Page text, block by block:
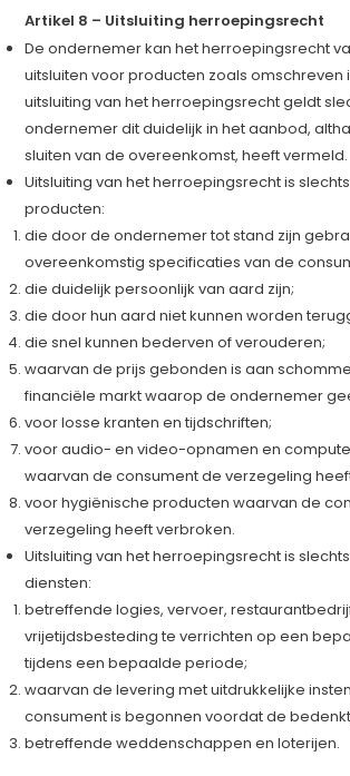
Artikel 8 – Uitsluiting herroepingsrecht
De ondernemer kan het herroepingsrecht
uitsluiten voor producten zoals omschreven
uitsluiting van het herroepingsrecht geldt
ondernemer dit duidelijk in het aanbod,
sluiten van de overeenkomst, heeft vermeld.
Uitsluiting van het herroepingsrecht is
producten:
die door de ondernemer tot stand zijn
overeenkomstig specificaties van de
die duidelijk persoonlijk van aard zijn;
die door hun aard niet kunnen worden
die snel kunnen bederven of verouderen;
waarvan de prijs gebonden is aan
financiële markt waarop de ondernemer
voor losse kranten en tijdschriften;
voor audio- en video-opnamen en
waarvan de consument de verzegeling
voor hygiënische producten waarvan de
verzegeling heeft verbroken.
Uitsluiting van het herroepingsrecht is
diensten:
betreffende logies, vervoer,
vrijetijdsbesteding te verrichten op een
tijdens een bepaalde periode;
waarvan de levering met uitdrukkelijke
consument is begonnen voordat de
betreffende weddenschappen en loterijen.